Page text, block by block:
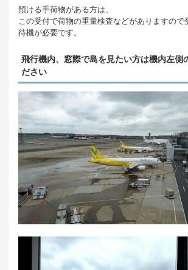
預ける手荷物がある方は、
この受付で荷物の重量検査などがありますので
待機が必要です。
飛行機内、窓際で島を見たい方は機内左側
ださい